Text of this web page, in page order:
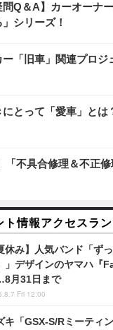
問Q＆A】カーオーナ
シリーズ！
ー「旧車」関連プロジ
とって「愛車」とは
「不具合修理＆不正修
ト情報アクセスラ
休み】人気バンド「ず
」デザインのヤマハ『
月31日まで
Fri 12:00
キ「GSX-S/Rミーティ